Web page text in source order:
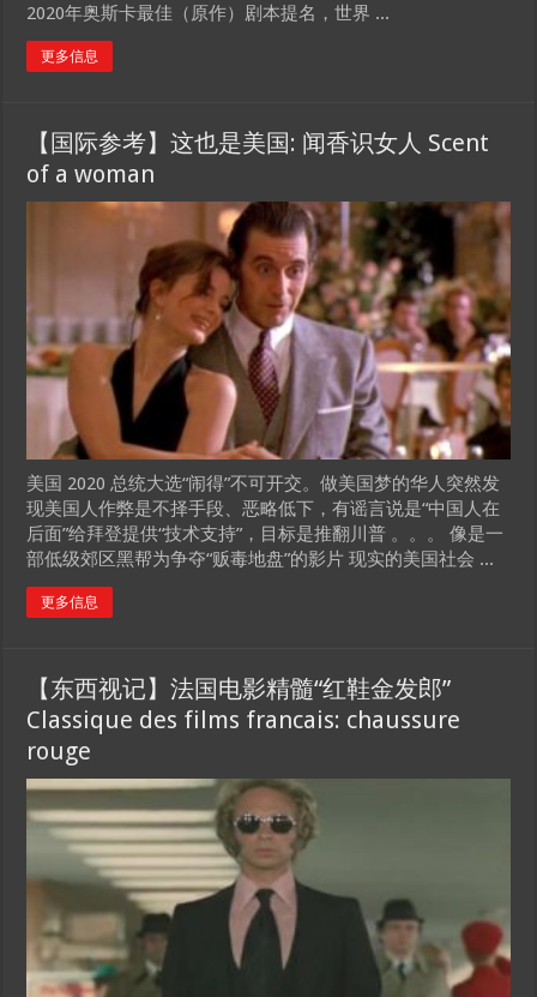
2020年奥斯卡最佳（原作）剧本提名，世界 ...
更多信息
【国际参考】这也是美国: 闻香识女人 Scent
of a woman
美国 2020 总统大选“闹得”不可开交。做美国梦的华人突然发
现美国人作弊是不择手段、恶略低下，有谣言说是“中国人在
后面”给拜登提供“技术支持”，目标是推翻川普 。。。 像是一
部低级郊区黑帮为争夺“贩毒地盘”的影片 现实的美国社会 ...
更多信息
【东西视记】法国电影精髓“红鞋金发郎”
Classique des films francais: chaussure
rouge